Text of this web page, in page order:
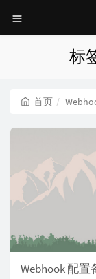
标
首页
Webhook 配置